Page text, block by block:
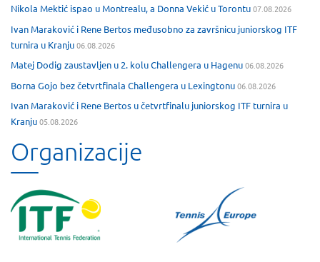
Nikola Mektić ispao u Montrealu, a Donna Vekić u Torontu07.08.2026
Ivan Maraković i Rene Bertos međusobno za završnicu juniorskog ITF
turnira u Kranju06.08.2026
Matej Dodig zaustavljen u 2. kolu Challengera u Hagenu06.08.2026
Borna Gojo bez četvrtfinala Challengera u Lexingtonu06.08.2026
Ivan Maraković i Rene Bertos u četvrtfinalu juniorskog ITF turnira u
Kranju05.08.2026
Organizacije